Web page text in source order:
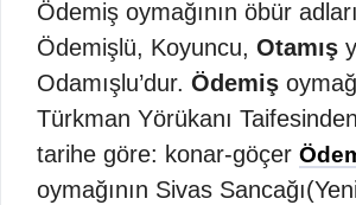
Ödemiş oymağının öbür
Ödemişlü, Koyuncu, Otamış
Odamışlu’dur. Ödemiş
Türkman Yörükanı
tarihe göre: konar-göçer
oymağının Sivas